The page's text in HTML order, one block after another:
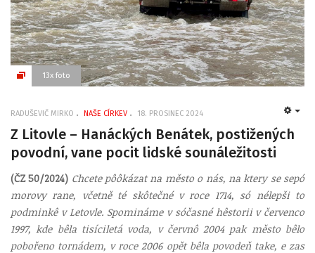
13x foto
RADUŠEVIČ MIRKO NAŠE CÍRKEV 18. PROSINEC 2024
Z Litovle – Hanáckých Benátek, postižených
povodní, vane pocit lidské sounáležitosti
(ČZ 50/2024) Chcete pôôkázat na město o nás, na ktery se sepó
morovy rane, včetně té skôtečné v roce 1714, só nélepši to
podminkê v Letovle. Spomináme v sóčasné hêstorii v červenco
1997, kde bêla tisíciletá voda, v červnô 2004 pak město bêlo
pobořeno tornádem, v roce 2006 opět bêla povodeň take, e zas